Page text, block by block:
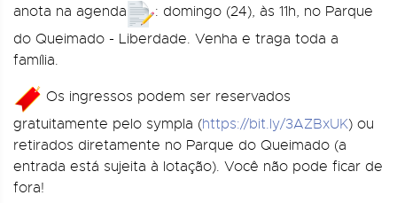
anota na agenda
: domingo (24), às 11h, no Parque
do Queimado - Liberdade. Venha e traga toda a
família.
Os ingressos podem ser reservados
gratuitamente pelo sympla (https://bit.ly/3AZBxUK) ou
retirados diretamente no Parque do Queimado (a
entrada está sujeita à lotação). Você não pode ficar de
fora!